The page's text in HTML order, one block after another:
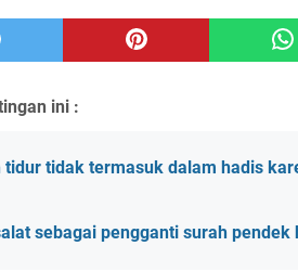
ini :
tidur tidak termasuk dalam hadis
sebagai pengganti surah pendek